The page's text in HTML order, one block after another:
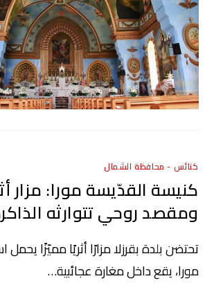
كنائس - محافظة الشمال
كنيسة القدّيسة مورا: مزار
ومقصد روحي تتوارثه
تحتضن بلدة بقرزلا مزارًا أثريًا مميّزًا
مورا، يقع داخل مغارة عجائبية…